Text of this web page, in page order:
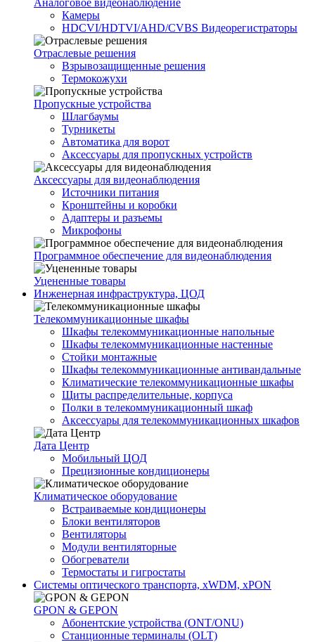
Аналоговое видеонаблюдение
Камеры
HDCVI/HDTVI/AHD/CVBS Видеорегистраторы
Отраслевые решения
Взрывозащищенные решения
Термокожухи
Пропускные устройства
Шлагбаумы
Турникеты
Автоматика для ворот
Аксессуары для пропускных устройств
Аксессуары для видеонаблюдения
Источники питания
Кронштейны и коробки
Адаптеры и разъемы
Микрофоны
Программное обеспечение для видеонаблюдения
Уцененные товары
Инженерная инфраструктура, ЦОД
Телекоммуникационные шкафы
Шкафы телекоммуникационные напольные
Шкафы телекоммуникационные настенные
Стойки монтажные
Шкафы телекоммуникационные антивандальные
Климатические телекоммуникационные шкафы
Щиты распределительные, корпуса
Полки в телекоммуникационный шкаф
Аксессуары для телекоммуникационных шкафов
Дата Центр
Мобильный ЦОД
Прецизионные кондиционеры
Климатичeское оборудование
Встраиваемые кондиционеры
Блоки вентиляторов
Вентиляторы
Модули вентиляторные
Обогреватели
Термостаты и гигростаты
Системы оптического транспорта, xWDM, xPON
GPON & GEPON
Абонентские устройства (ONT/ONU)
Станционные терминалы (OLT)